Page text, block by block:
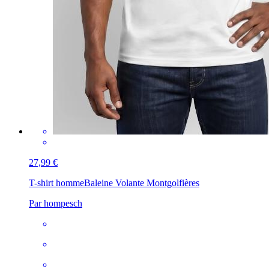
27,99 €
T-shirt hommeBaleine Volante Montgolfières
Par hompesch